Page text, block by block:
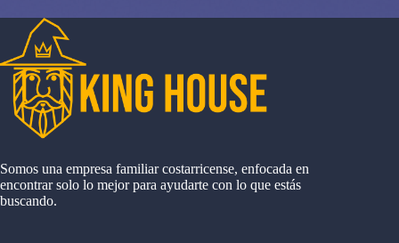
Somos una empresa familiar costarricense, enfocada en
encontrar solo lo mejor para ayudarte con lo que estás
buscando.